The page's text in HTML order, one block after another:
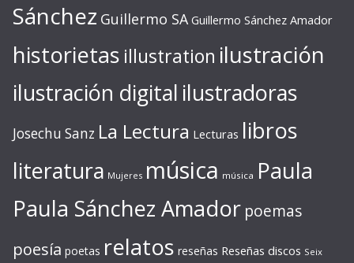
Sánchez Guillermo SA Guillermo Sánchez Amador
historietas illustration ilustración
ilustración digital ilustradoras
Josechu Sanz La Lectura Lecturas libros
literatura Mujeres música música Paula
Paula Sánchez Amador poemas
poesía poetas relatos reseñas Reseñas discos Seix